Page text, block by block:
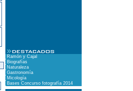
Ramón y Cajal
Biografías
Naturaleza
Gastronomía
Micología
Bases Concurso fotografía 2014